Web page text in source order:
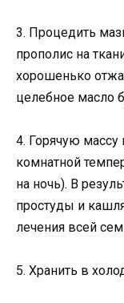
3. Процедить
прополис на
хорошенько
целебное масло
4. Горячую массу
комнатной
на ночь). В
простуды и
лечения всей
5. Хранить в